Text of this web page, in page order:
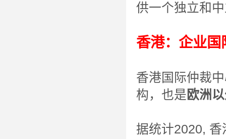
供一个独立和
香港：企业国
香港国际仲裁
构，也是欧洲
据统计2020,